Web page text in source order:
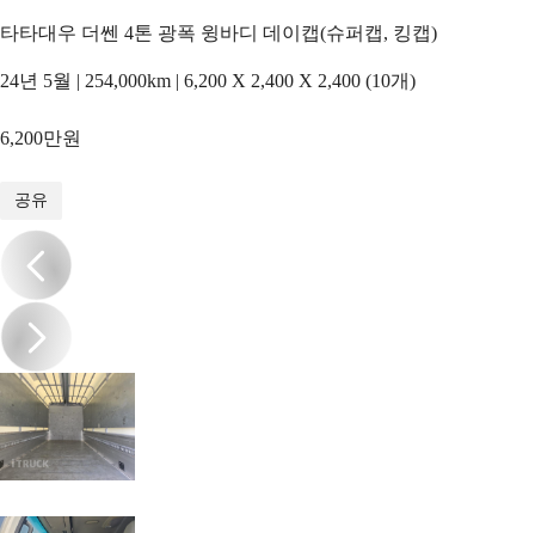
타타대우 더쎈 4톤 광폭 윙바디 데이캡(슈퍼캡, 킹캡)
24년 5월 | 254,000km | 6,200 X 2,400 X 2,400 (10개)
6,200만원
공유
/11